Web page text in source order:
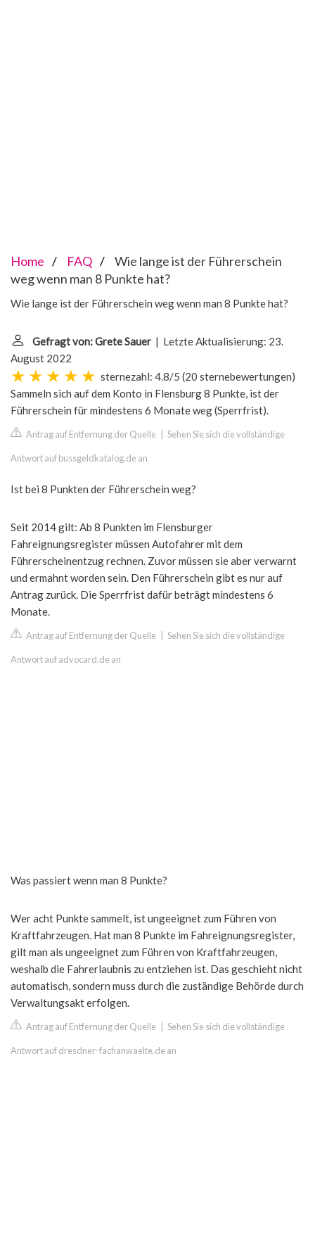
Home FAQ
Wie lange ist der Führerschein
weg wenn man 8 Punkte hat?
Wie lange ist der Führerschein weg wenn man 8 Punkte hat?
Gefragt von: Grete Sauer | Letzte Aktualisierung: 23.
August 2022
sternezahl: 4.8/5 (20 sternebewertungen)
Sammeln sich auf dem Konto in Flensburg 8 Punkte, ist der
Führerschein für mindestens 6 Monate weg (Sperrfrist).
Antrag auf Entfernung der Quelle Sehen Sie sich die vollständige
Antwort auf bussgeldkatalog.de an
Ist bei 8 Punkten der Führerschein weg?
Seit 2014 gilt: Ab 8 Punkten im Flensburger
Fahreignungsregister müssen Autofahrer mit dem
Führerscheinentzug rechnen. Zuvor müssen sie aber verwarnt
und ermahnt worden sein. Den Führerschein gibt es nur auf
Antrag zurück. Die Sperrfrist dafür beträgt mindestens 6
Monate.
Antrag auf Entfernung der Quelle Sehen Sie sich die vollständige
Antwort auf advocard.de an
Was passiert wenn man 8 Punkte?
Wer acht Punkte sammelt, ist ungeeignet zum Führen von
Kraftfahrzeugen. Hat man 8 Punkte im Fahreignungsregister,
gilt man als ungeeignet zum Führen von Kraftfahrzeugen,
weshalb die Fahrerlaubnis zu entziehen ist. Das geschieht nicht
automatisch, sondern muss durch die zuständige Behörde durch
Verwaltungsakt erfolgen.
Antrag auf Entfernung der Quelle Sehen Sie sich die vollständige
Antwort auf dresdner-fachanwaelte.de an